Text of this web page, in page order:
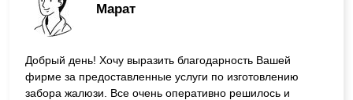
Марат
Добрый день! Хочу выразить благодарность Вашей
фирме за предоставленные услуги по изготовлению
забора жалюзи. Все очень оперативно решилось и